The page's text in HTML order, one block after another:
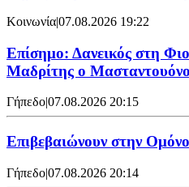
Κοινωνία|07.08.2026 19:22
Επίσημο: Δανεικός στη
Μαδρίτης ο Μασταντουόνο
Γήπεδο|07.08.2026 20:15
Επιβεβαιώνουν στην
Γήπεδο|07.08.2026 20:14